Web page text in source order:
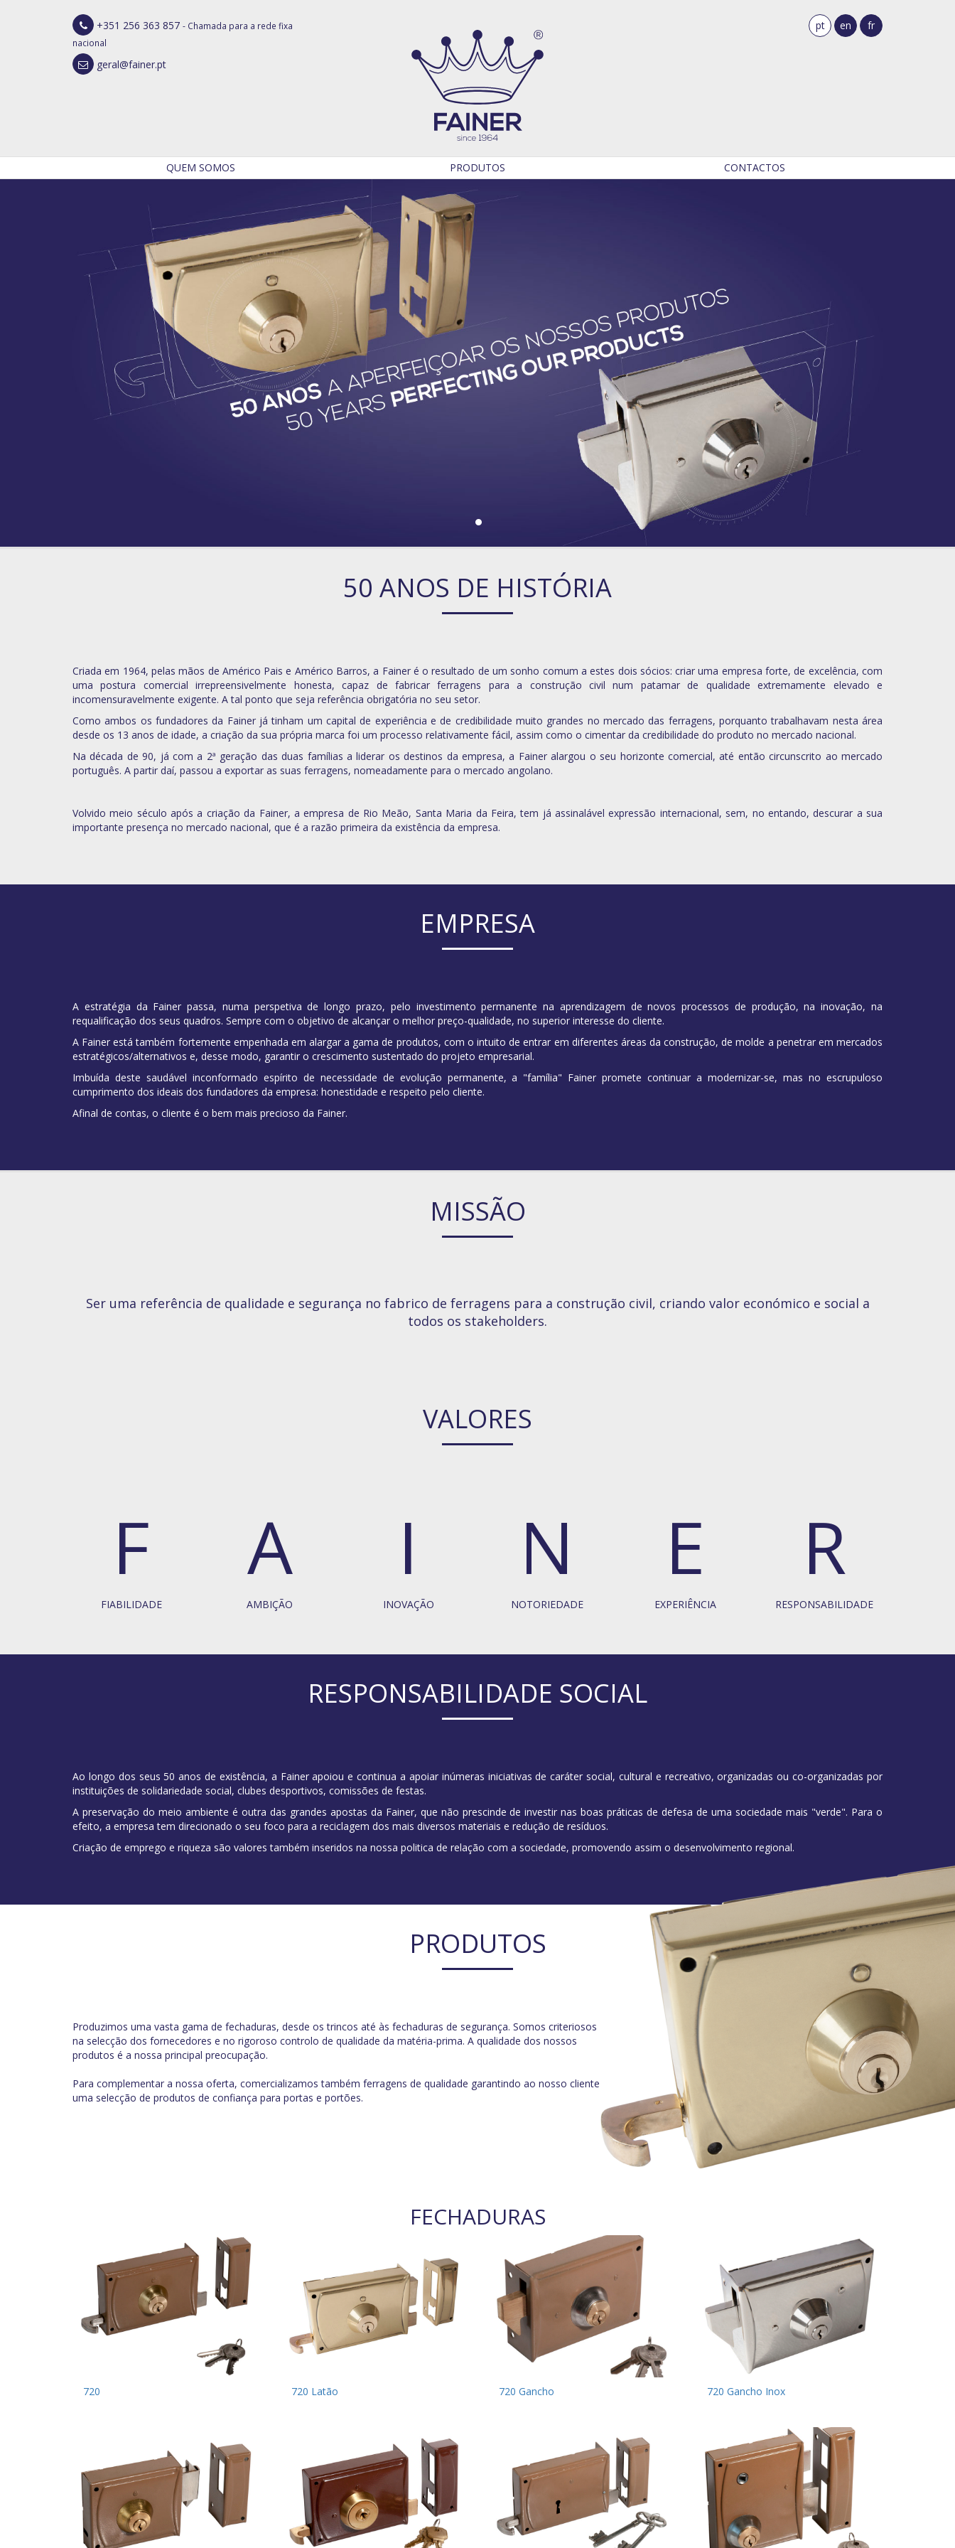
+351 256 363 857 - Chamada para a rede fixa
nacional
geral@fainer.pt
pt en fr
QUEM SOMOS PRODUTOS CONTACTOS
50 ANOS DE HISTÓRIA
Criada em 1964, pelas mãos de Américo Pais e Américo Barros, a Fainer é o resultado de um sonho comum a estes dois sócios: criar uma empresa forte, de excelência, com
uma postura comercial irrepreensivelmente honesta, capaz de fabricar ferragens para a construção civil num patamar de qualidade extremamente elevado e
incomensuravelmente exigente. A tal ponto que seja referência obrigatória no seu setor.
Como ambos os fundadores da Fainer já tinham um capital de experiência e de credibilidade muito grandes no mercado das ferragens, porquanto trabalhavam nesta área
desde os 13 anos de idade, a criação da sua própria marca foi um processo relativamente fácil, assim como o cimentar da credibilidade do produto no mercado nacional.
Na década de 90, já com a 2ª geração das duas famílias a liderar os destinos da empresa, a Fainer alargou o seu horizonte comercial, até então circunscrito ao mercado
português. A partir daí, passou a exportar as suas ferragens, nomeadamente para o mercado angolano.
Volvido meio século após a criação da Fainer, a empresa de Rio Meão, Santa Maria da Feira, tem já assinalável expressão internacional, sem, no entando, descurar a sua
importante presença no mercado nacional, que é a razão primeira da existência da empresa.
EMPRESA
A estratégia da Fainer passa, numa perspetiva de longo prazo, pelo investimento permanente na aprendizagem de novos processos de produção, na inovação, na
requalificação dos seus quadros. Sempre com o objetivo de alcançar o melhor preço-qualidade, no superior interesse do cliente.
A Fainer está também fortemente empenhada em alargar a gama de produtos, com o intuito de entrar em diferentes áreas da construção, de molde a penetrar em mercados
estratégicos/alternativos e, desse modo, garantir o crescimento sustentado do projeto empresarial.
Imbuída deste saudável inconformado espírito de necessidade de evolução permanente, a "família" Fainer promete continuar a modernizar-se, mas no escrupuloso
cumprimento dos ideais dos fundadores da empresa: honestidade e respeito pelo cliente.
Afinal de contas, o cliente é o bem mais precioso da Fainer.
MISSÃO
Ser uma referência de qualidade e segurança no fabrico de ferragens para a construção civil, criando valor económico e social a
todos os stakeholders.
VALORES
F
FIABILIDADE
A
AMBIÇÃO
I
INOVAÇÃO
N
NOTORIEDADE
E
EXPERIÊNCIA
R
RESPONSABILIDADE
RESPONSABILIDADE SOCIAL
Ao longo dos seus 50 anos de existência, a Fainer apoiou e continua a apoiar inúmeras iniciativas de caráter social, cultural e recreativo, organizadas ou co-organizadas por
instituições de solidariedade social, clubes desportivos, comissões de festas.
A preservação do meio ambiente é outra das grandes apostas da Fainer, que não prescinde de investir nas boas práticas de defesa de uma sociedade mais "verde". Para o
efeito, a empresa tem direcionado o seu foco para a reciclagem dos mais diversos materiais e redução de resíduos.
Criação de emprego e riqueza são valores também inseridos na nossa politica de relação com a sociedade, promovendo assim o desenvolvimento regional.
PRODUTOS
Produzimos uma vasta gama de fechaduras, desde os trincos até às fechaduras de segurança. Somos criteriosos
na selecção dos fornecedores e no rigoroso controlo de qualidade da matéria-prima. A qualidade dos nossos
produtos é a nossa principal preocupação.
Para complementar a nossa oferta, comercializamos também ferragens de qualidade garantindo ao nosso cliente
uma selecção de produtos de confiança para portas e portões.
FECHADURAS
720 720 Latão 720 Gancho 720 Gancho Inox